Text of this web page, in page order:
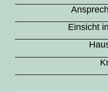
Einsicht